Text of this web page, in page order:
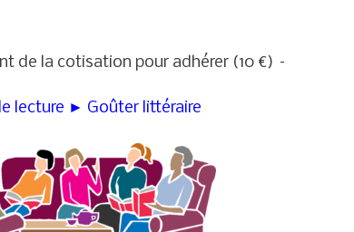
de la cotisation pour adhérer (10 €) –
lecture ► Goûter littéraire